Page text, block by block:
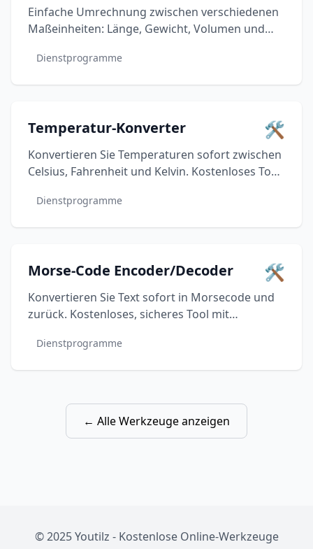
Einfache Umrechnung zwischen verschiedenen
Maßeinheiten: Länge, Gewicht, Volumen und
Dienstprogramme
Temperatur-Konverter 🛠️
Konvertieren Sie Temperaturen sofort zwischen
Celsius, Fahrenheit und Kelvin. Kostenloses Tool
Updates.
Dienstprogramme
Morse-Code Encoder/Decoder 🛠️
Konvertieren Sie Text sofort in Morsecode und
zurück. Kostenloses, sicheres Tool mit
Dienstprogramme
← Alle Werkzeuge anzeigen
© 2025 Youtilz - Kostenlose Online-Werkzeuge